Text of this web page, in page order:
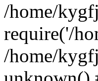
/home/
require('/
/home/